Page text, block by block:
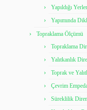
Yapıldığı
Yapımında
Topraklama Ölçümü
Topraklama
Yalıtkanlık
Toprak ve
Çevrim
Süreklilik